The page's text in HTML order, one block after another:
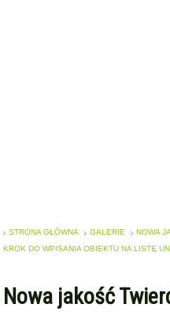
STRONA GŁÓWNA GALERIE
NOWA
KROK DO WPISANIA OBIEKTU NA LISTĘ
Nowa jakość